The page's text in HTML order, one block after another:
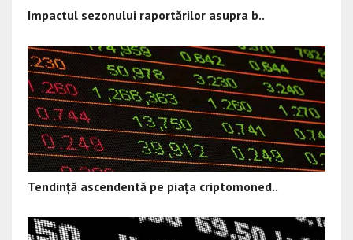
Impactul sezonului raportărilor asupra b..
Tendință ascendentă pe piața criptomoned..